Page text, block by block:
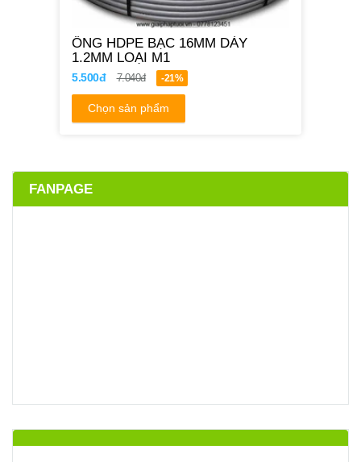
ỐNG HDPE BẠC 16MM DÀY
1.2MM LOẠI M1
5.500đ 7.040đ -21%
Chọn sản phẩm
FANPAGE